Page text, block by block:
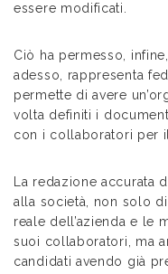
essere modificati.
Ciò ha permesso,
adesso, rappresenta
permette di avere
volta definiti i
con i collaboratori per
La redazione accurata
alla società, non solo
reale dell’azienda e le
suoi collaboratori, ma
candidati avendo già